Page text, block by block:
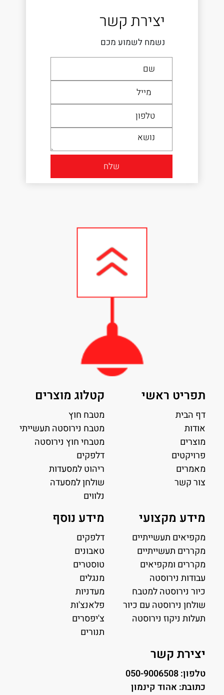
יצירת קשר
נשמח לשמוע מכם
תפריט ראשי
דף הבית
אודות
מוצרים
פרויקטים
מאמרים
צור קשר
קטלוג מוצרים
מטבח חוץ
מטבח נירוסטה תעשייתי
מטבחי חוץ נירוסטה
דלפקים
ריהוט למסעדות
שולחן למסעדה
נלווים
מידע מקצועי
מקפיאים תעשייתיים
מקררים תעשייתיים
מקררים ומקפיאים
עבודות נירוסטה
כיור נירוסטה למטבח
שולחן נירוסטה עם כיור
תעלות ניקוז נירוסטה
מידע נוסף
דלפקים
טאבונים
טוסטרים
מנגלים
מעדניות
פלאנצ'ות
צ'יפסרים
תנורים
יצירת קשר
טלפון: 050-9006508
כתובת: אהוד קינמון